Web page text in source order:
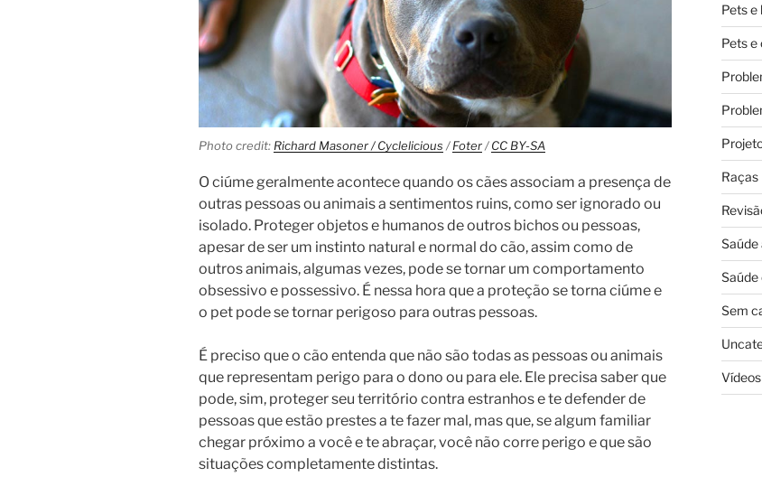
Photo credit: Richard Masoner / Cyclelicious /Foter/CC BY-SA
O ciúme geralmente acontece quando os cães associam a presença de
outras pessoas ou animais a sentimentos ruins, como ser ignorado ou
isolado. Proteger objetos e humanos de outros bichos ou pessoas,
apesar de ser um instinto natural e normal do cão, assim como de
outros animais, algumas vezes, pode se tornar um comportamento
obsessivo e possessivo. É nessa hora que a proteção se torna ciúme e
o pet pode se tornar perigoso para outras pessoas.
É preciso que o cão entenda que não são todas as pessoas ou animais
que representam perigo para o dono ou para ele. Ele precisa saber que
pode, sim, proteger seu território contra estranhos e te defender de
pessoas que estão prestes a te fazer mal, mas que, se algum familiar
chegar próximo a você e te abraçar, você não corre perigo e que são
situações completamente distintas.
Pets e
Pets e
Raças
Saúde
Saúde
Sem
Vídeos